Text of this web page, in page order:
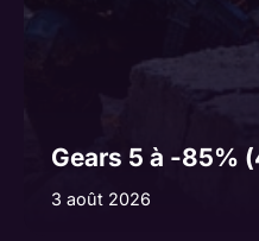
Gears 5 à -85%
3 août 2026